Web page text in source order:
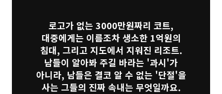
로고가 없는 3000만원짜리 코트,
대중에게는 이름조차 생소한 1억원의
침대, 그리고 지도에서 지워진 리조트.
남들이 알아봐 주길 바라는 '과시'가
아니라, 남들은 결코 알 수 없는 '단절'을
사는 그들의 진짜 속내는 무엇일까요.